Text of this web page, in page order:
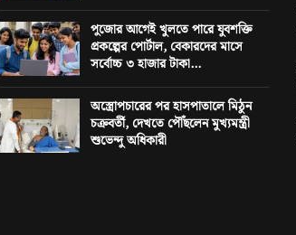
পুজোর আগেই খুলতে পারে যুবশক্তি
প্রকল্পের পোর্টাল, বেকারদের মাসে
সর্বোচ্চ ৩ হাজার টাকা...
অস্ত্রোপচারের পর হাসপাতালে মিঠুন
চক্রবর্তী, দেখতে পৌঁছলেন মুখ্যমন্ত্রী
শুভেন্দু অধিকারী